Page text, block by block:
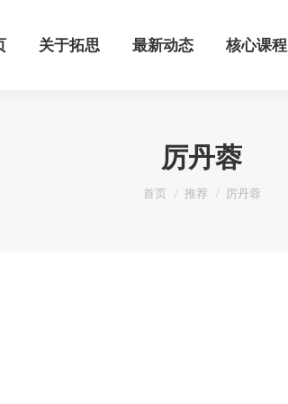
关于拓思 最新动态 核心课程
厉丹蓉
您在这里：
首页 推荐 厉丹蓉
关于拓思 最新动态 核心课程